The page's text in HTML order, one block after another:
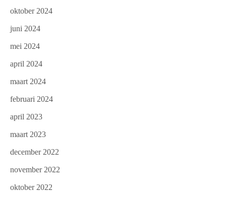
oktober 2024
juni 2024
mei 2024
april 2024
maart 2024
februari 2024
april 2023
maart 2023
december 2022
november 2022
oktober 2022